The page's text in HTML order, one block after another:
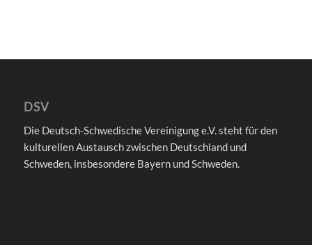
DSV
Die Deutsch-Schwedische Vereinigung e.V. steht für den
kulturellen Austausch zwischen Deutschland und
Schweden, insbesondere Bayern und Schweden.